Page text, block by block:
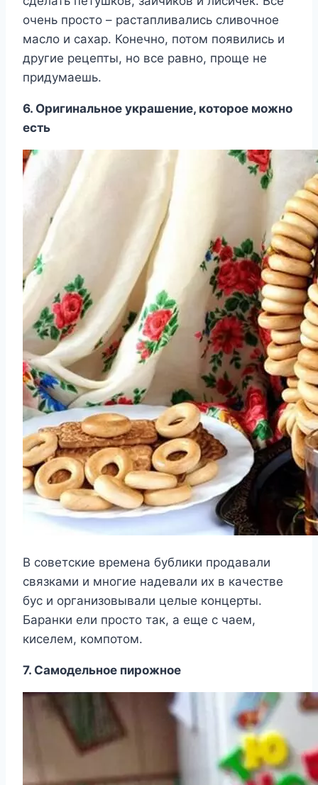
очень просто – растапливались сливочное
масло и сахар. Конечно, потом появились и
другие рецепты, но все равно, проще не
придумаешь.
6. Оригинальное украшение, которое можно
есть
В советские времена бублики продавали
связками и многие надевали их в качестве
бус и организовывали целые концерты.
Баранки ели просто так, а еще с чаем,
киселем, компотом.
7. Самодельное пирожное